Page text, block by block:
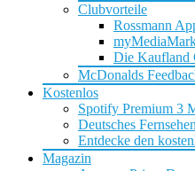
Clubvorteile
Rossmann
Die Kaufland
McDonalds
Kostenlos
Spotify Premium 3
Deutsches
Entdecke den
Magazin